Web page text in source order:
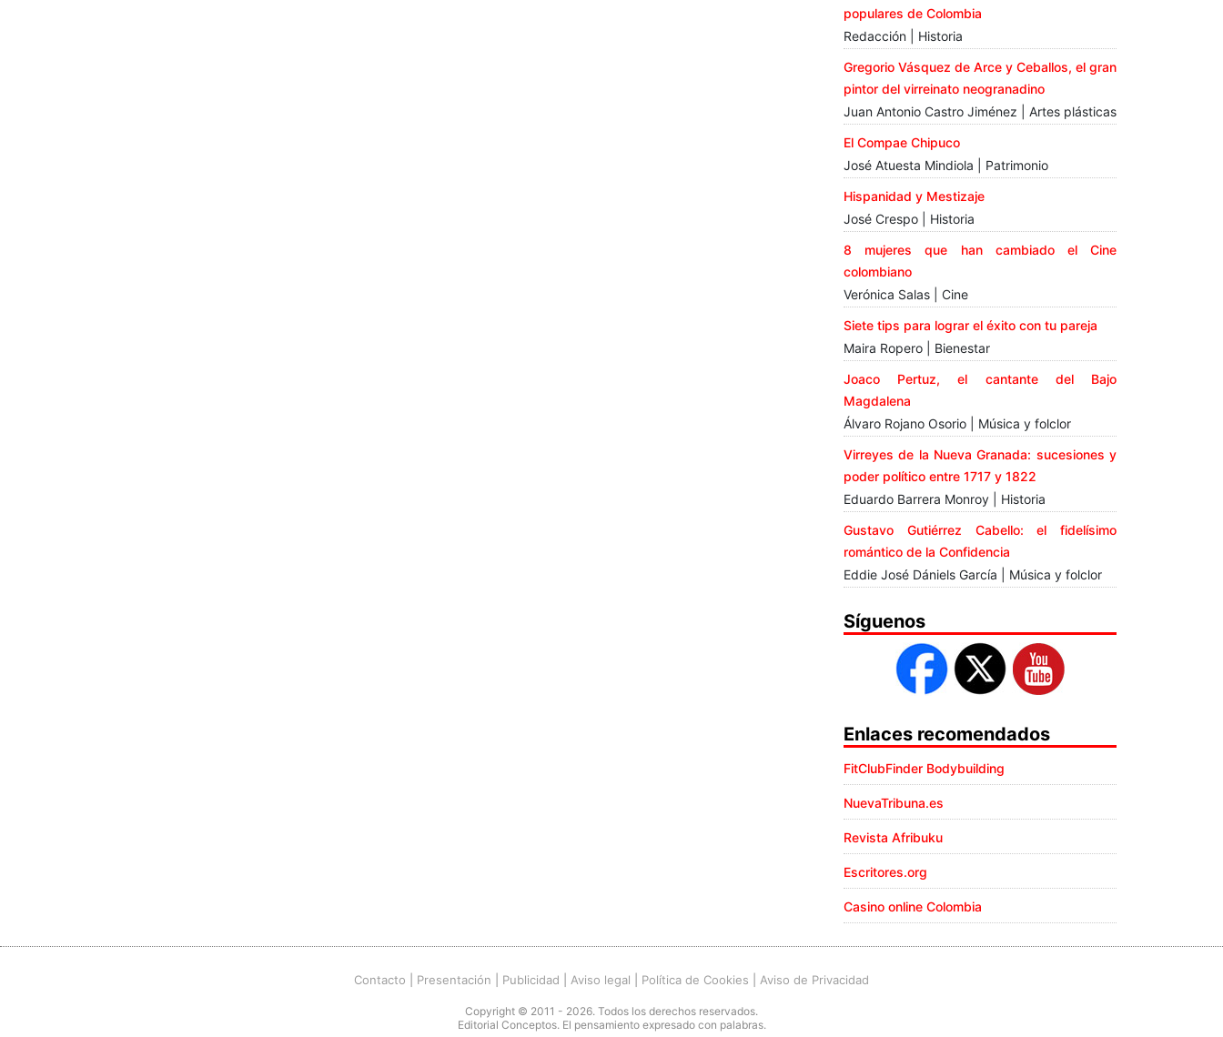
populares de Colombia
Redacción | Historia
Gregorio Vásquez de Arce y Ceballos, el gran
pintor del virreinato neogranadino
Juan Antonio Castro Jiménez | Artes plásticas
El Compae Chipuco
José Atuesta Mindiola | Patrimonio
Hispanidad y Mestizaje
José Crespo | Historia
8 mujeres que han cambiado el Cine
colombiano
Verónica Salas | Cine
Siete tips para lograr el éxito con tu pareja
Maira Ropero | Bienestar
Joaco Pertuz, el cantante del Bajo
Magdalena
Álvaro Rojano Osorio | Música y folclor
Virreyes de la Nueva Granada: sucesiones y
poder político entre 1717 y 1822
Eduardo Barrera Monroy | Historia
Gustavo Gutiérrez Cabello: el fidelísimo
romántico de la Confidencia
Eddie José Dániels García | Música y folclor
Síguenos
Enlaces recomendados
FitClubFinder Bodybuilding
NuevaTribuna.es
Revista Afribuku
Escritores.org
Casino online Colombia
Contacto Presentación Publicidad Aviso legal Política de Cookies Aviso de Privacidad
Copyright © 2011 - 2026. Todos los derechos reservados.
Editorial Conceptos. El pensamiento expresado con palabras.